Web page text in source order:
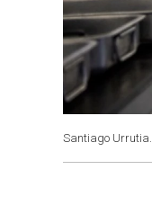
Santiago Urrutia.